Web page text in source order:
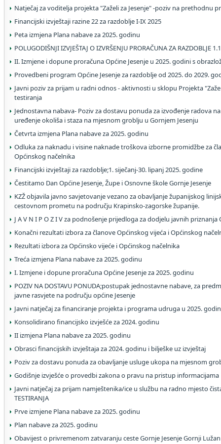
Natječaj za voditelja projekta "Zaželi za Jesenje" -poziv na prethodnu
Financijski izvještaji razine 22 za razdoblje I-IX 2025
Peta izmjena Plana nabave za 2025. godinu
POLUGODIŠNJI IZVJEŠTAJ O IZVRŠENJU PRORAČUNA ZA RAZDOBLJE
II. Izmjene i dopune proračuna Općine Jesenje u 2025. godini s
Provedbeni program Općine Jesenje za razdoblje od 2025. do 2029.
Javni poziv za prijam u radni odnos - aktivnosti u sklopu Projekta
testiranja
Jednostavna nabava- Poziv za dostavu ponuda za izvođenje radova
uređenje okoliša i staza na mjesnom groblju u Gornjem Jesenju
Četvrta izmjena Plana nabave za 2025. godinu
Odluka za naknadu i visine naknade troškova izborne promidžbe za
Općinskog načelnika
Financijski izvještaji za razdoblje;1. siječanj-30. lipanj 2025. godine
Čestitamo Dan Općine Jesenje, Župe i Osnovne škole Gornje Jesenje
KZŽ objavila javno savjetovanje vezano za obavljanje županijskog
cestovnom prometu na području Krapinsko-zagorske županije.
J A V N I P O Z I V za podnošenje prijedloga za dodjelu javnih priznanja
Konačni rezultati izbora za članove Općinskog vijeća i Općinskog
Rezultati izbora za Općinsko vijeće i Općinskog načelnika
Treća izmjena Plana nabave za 2025. godinu
I. Izmjene i dopune proračuna Općine Jesenje za 2025. godinu
POZIV NA DOSTAVU PONUDA;postupak jednostavne nabave, za
javne rasvjete na području općine Jesenje
Javni natječaj za financiranje projekta i programa udruga u 2025.
Konsolidirano financijsko izvješće za 2024. godinu
II izmjena Plana nabave za 2025. godinu
Obrasci financijskih izvještaja za 2024. godinu i bilješke uz izvještaj
Poziv za dostavu ponuda za obavljanje usluge ukopa na mjesnom
Godišnje izvješće o provedbi zakona o pravu na pristup informacijama
Javni natječaj za prijam namještenika/ice u službu na radno mjesto
TESTIRANJA
Prve izmjene Plana nabave za 2025. godinu
Plan nabave za 2025. godinu
Obavijest o privremenom zatvaranju ceste Gornje Jesenje Gornji